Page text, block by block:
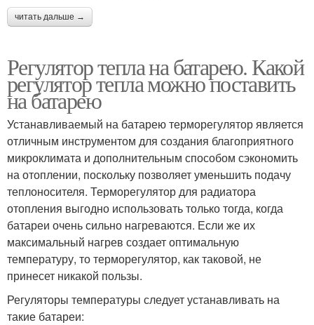
читать дальше →
Регулятор тепла на батарею. Какой
регулятор тепла можно поставить
на батарею
Устанавливаемый на батарею терморегулятор является
отличным инструментом для создания благоприятного
микроклимата и дополнительным способом сэкономить
на отоплении, поскольку позволяет уменьшить подачу
теплоносителя. Терморегулятор для радиатора
отопления выгодно использовать только тогда, когда
батареи очень сильно нагреваются. Если же их
максимальный нагрев создает оптимальную
температуру, то терморегулятор, как таковой, не
принесет никакой пользы.
Регуляторы температуры следует устанавливать на
такие батареи: